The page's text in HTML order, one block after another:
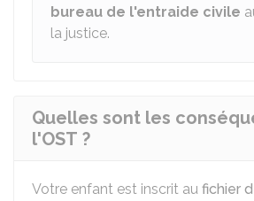
bureau de l'entraide civile
la justice.
Quelles sont les
l'OST ?
Votre enfant est inscrit au fichier